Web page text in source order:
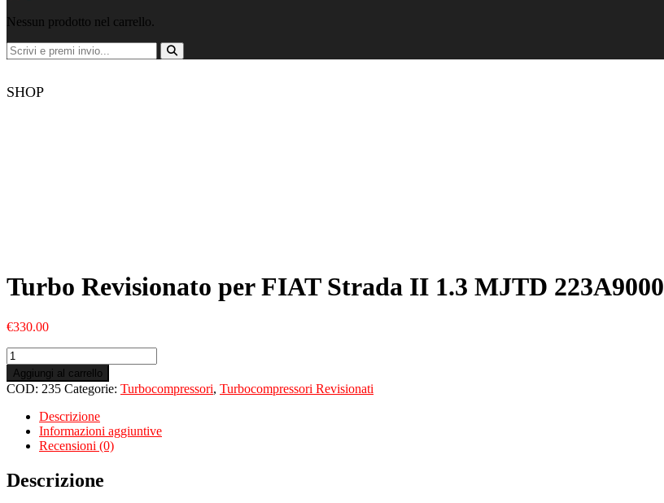
Nessun prodotto nel carrello.
SHOP
Turbo Revisionato per FIAT Strada II 1.3 MJTD 223A9000
€330.00
Turbo
Revisionato
per
FIAT
Strada
MJTD
223A9000
quantità
Aggiungi al carrello
COD: 235 Categorie: Turbocompressori, Turbocompressori Revisionati
Descrizione
Informazioni aggiuntive
Recensioni (0)
Descrizione